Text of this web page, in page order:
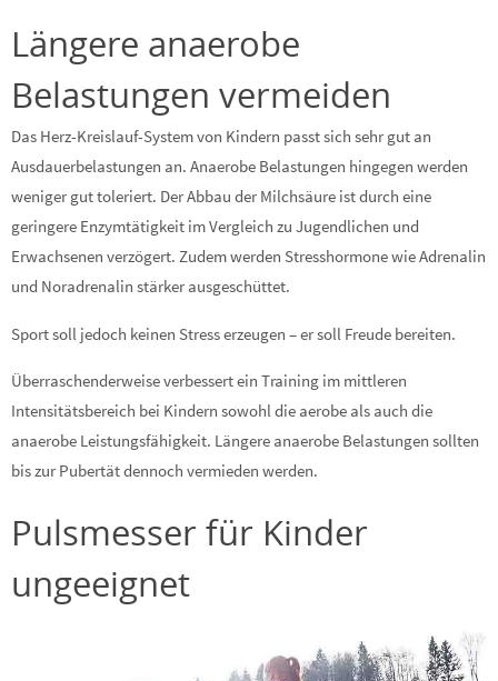
Längere anaerobe
Belastungen vermeiden
Das Herz-Kreislauf-System von Kindern passt sich sehr gut an
Ausdauerbelastungen an. Anaerobe Belastungen hingegen werden
weniger gut toleriert. Der Abbau der Milchsäure ist durch eine
geringere Enzymtätigkeit im Vergleich zu Jugendlichen und
Erwachsenen verzögert. Zudem werden Stresshormone wie Adrenalin
und Noradrenalin stärker ausgeschüttet.
Sport soll jedoch keinen Stress erzeugen – er soll Freude bereiten.
Überraschenderweise verbessert ein Training im mittleren
Intensitätsbereich bei Kindern sowohl die aerobe als auch die
anaerobe Leistungsfähigkeit. Längere anaerobe Belastungen sollten
bis zur Pubertät dennoch vermieden werden.
Pulsmesser für Kinder
ungeeignet